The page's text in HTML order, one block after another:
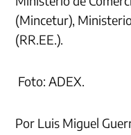
(Mincetur),
(RR.EE.).
Foto: ADEX.
Por Luis Miguel